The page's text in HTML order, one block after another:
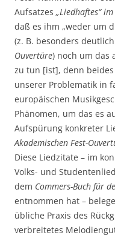
Aufsatzes „Liedhaftes“
daß es ihm „weder um
(z. B. besonders
Ouvertüre) noch um das
zu tun [ist], denn
unserer Problematik in
europäischen
Phänomen, um das es
Aufspürung konkreter
Akademischen Fest-
Diese Liedzitate – im
Volks- und
dem Commers-Buch für
entnommen hat –
übliche Praxis des
verbreitetes